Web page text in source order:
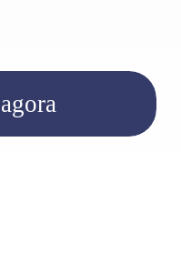
agora